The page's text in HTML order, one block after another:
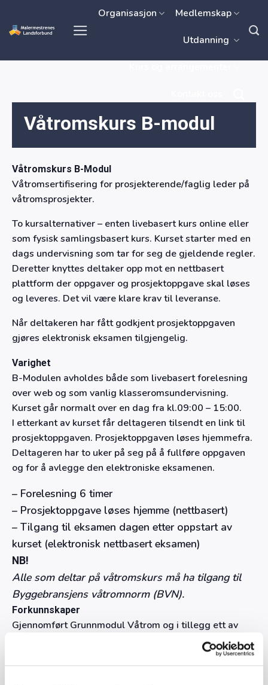
Organisasjon Medlemskap
Utdanning
Våtromskurs B-modul
Våtromskurs B-Modul
Våtromsertifisering for prosjekterende/faglig leder på
våtromsprosjekter.
To kursalternativer – enten livebasert kurs online eller
som fysisk samlingsbasert kurs. Kurset starter med en
dags undervisning som tar for seg de gjeldende regler.
Deretter knyttes deltaker opp mot en nettbasert
plattform der oppgaver og prosjektoppgave skal løses
og leveres. Det vil være klare krav til leveranse.
Når deltakeren har fått godkjent prosjektoppgaven
gjøres elektronisk eksamen tilgjengelig.
Varighet
B-Modulen avholdes både som livebasert forelesning
over web og som vanlig klasseromsundervisning.
Kurset går normalt over en dag fra kl.09:00 – 15:00.
I etterkant av kurset får deltageren tilsendt en link til
prosjektoppgaven. Prosjektoppgaven løses hjemmefra.
Deltageren har to uker på seg på å fullføre oppgaven
og for å avlegge den elektroniske eksamenen.
– Forelesning 6 timer
– Prosjektoppgave løses hjemme (nettbasert)
– Tilgang til eksamen dagen etter oppstart av
kurset (elektronisk nettbasert eksamen)
NB!
Alle som deltar på våtromskurs må ha tilgang til
Byggebransjens våtromnorm (BVN).
Forkunnskaper
Gjennomført Grunnmodul Våtrom og i tillegg ett av
Personer med teknisk utdannelse som ingeniør,